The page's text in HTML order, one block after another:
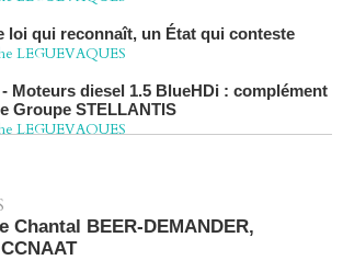
LEGUEVAQUES
Groupe STELLANTIS
LEGUEVAQUES
2 avril
Chantal BEER-DEMANDER,